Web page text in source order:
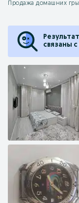
Продажа домашних
связаны